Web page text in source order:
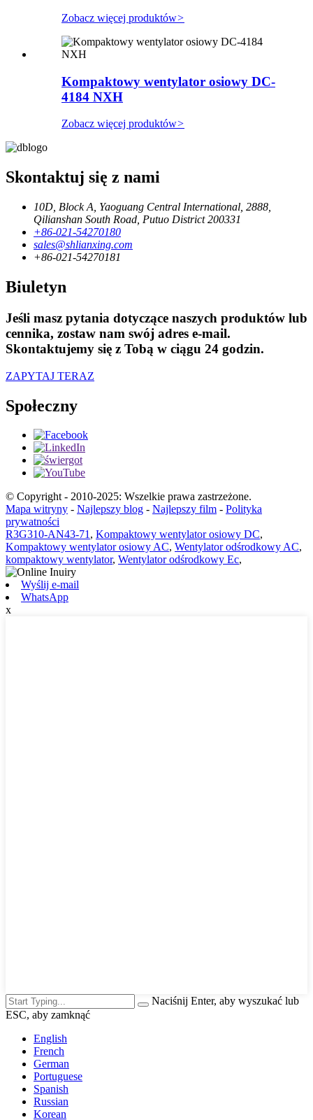
Zobacz więcej produktów>
Kompaktowy wentylator osiowy DC-
4184 NXH
Zobacz więcej produktów>
Skontaktuj się z nami
10D, Block A, Yaoguang Central International, 2888,
Qilianshan South Road, Putuo District 200331
+86-021-54270180
sales@shlianxing.com
+86-021-54270181
Biuletyn
Jeśli masz pytania dotyczące naszych produktów lub
cennika, zostaw nam swój adres e-mail.
Skontaktujemy się z Tobą w ciągu 24 godzin.
ZAPYTAJ TERAZ
Społeczny
© Copyright - 2010-2025: Wszelkie prawa zastrzeżone.
Mapa witryny - Najlepszy blog - Najlepszy film - Polityka
prywatności
R3G310-AN43-71, Kompaktowy wentylator osiowy DC,
Kompaktowy wentylator osiowy AC, Wentylator odśrodkowy AC,
kompaktowy wentylator, Wentylator odśrodkowy Ec,
Wyślij e-mail
WhatsApp
x
Naciśnij Enter, aby wyszukać lub
ESC, aby zamknąć
English
French
German
Portuguese
Spanish
Russian
Korean